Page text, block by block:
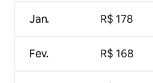
Jan.
Fev.
R$ 178
R$ 168